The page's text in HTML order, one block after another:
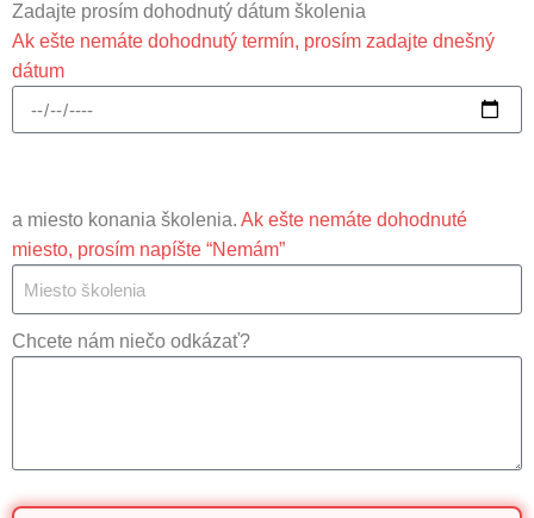
Zadajte prosím dohodnutý dátum školenia
Ak ešte nemáte dohodnutý termín, prosím zadajte dnešný
dátum
a miesto konania školenia. Ak ešte nemáte dohodnuté
miesto, prosím napíšte “Nemám”
Chcete nám niečo odkázať?